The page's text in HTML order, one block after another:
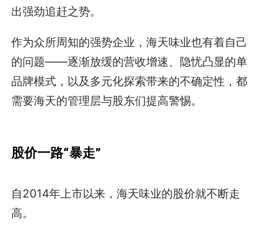
出强劲追赶之势。
作为众所周知的强势企业，海天味业也有着自己
的问题——逐渐放缓的营收增速、隐忧凸显的单
品牌模式，以及多元化探索带来的不确定性，都
需要海天的管理层与股东们提高警惕。
股价一路“暴走”
自2014年上市以来，海天味业的股价就不断走
高。